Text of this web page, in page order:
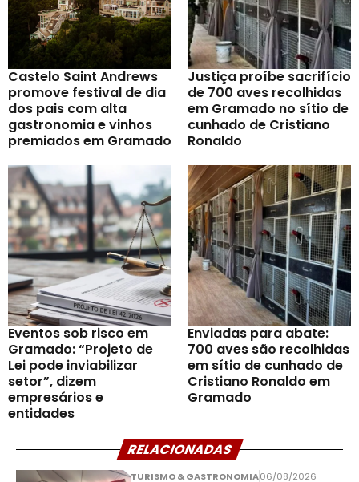
Castelo Saint Andrews
promove festival de dia
dos pais com alta
gastronomia e vinhos
premiados em Gramado
Justiça proíbe sacrifício
de 700 aves recolhidas
em Gramado no sítio de
cunhado de Cristiano
Ronaldo
Eventos sob risco em
Gramado: “Projeto de
Lei pode inviabilizar
setor”, dizem
empresários e
entidades
Enviadas para abate:
700 aves são recolhidas
em sítio de cunhado de
Cristiano Ronaldo em
Gramado
RELACIONADAS
TURISMO & GASTRONOMIA06/08/2026